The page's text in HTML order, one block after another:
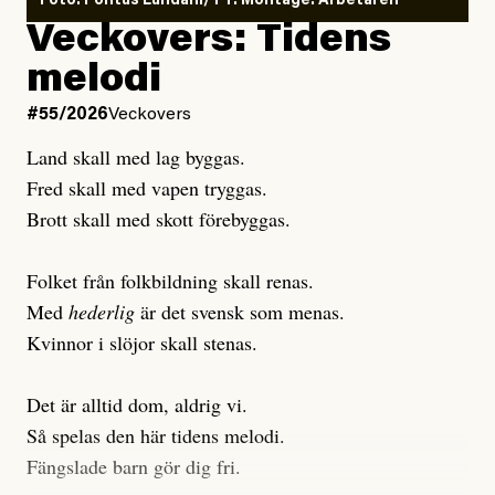
Publicerad6 August, 2026
Uppdaterad7 August, 2026
Publicerad3 August, 2026
Uppdaterad3 August, 2026
Veckovers: Tidens
melodi
#55/2026Veckovers
Land skall med lag byggas.
Fred skall med vapen tryggas.
Brott skall med skott förebyggas.
Folket från folkbildning skall renas.
Med hederlig är det svensk som menas.
Kvinnor i slöjor skall stenas.
Det är alltid dom, aldrig vi.
Så spelas den här tidens melodi.
Fängslade barn gör dig fri.